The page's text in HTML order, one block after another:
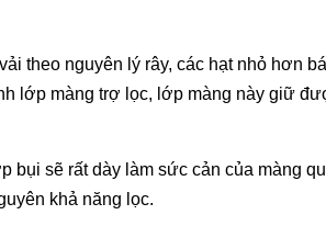
theo nguyên lý rây, các hạt nhỏ hơn
lớp màng trợ lọc, lớp màng này giữ
bụi sẽ rất dày làm sức cản của màng
khả năng lọc.